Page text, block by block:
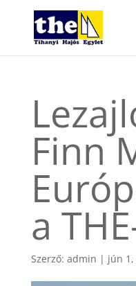
Finn
a
Szerző: admin | jún 1,